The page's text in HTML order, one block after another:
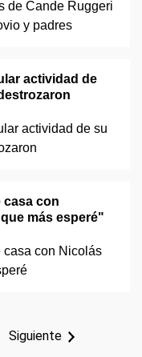
actividad de
casa con
más esperé"
Siguiente